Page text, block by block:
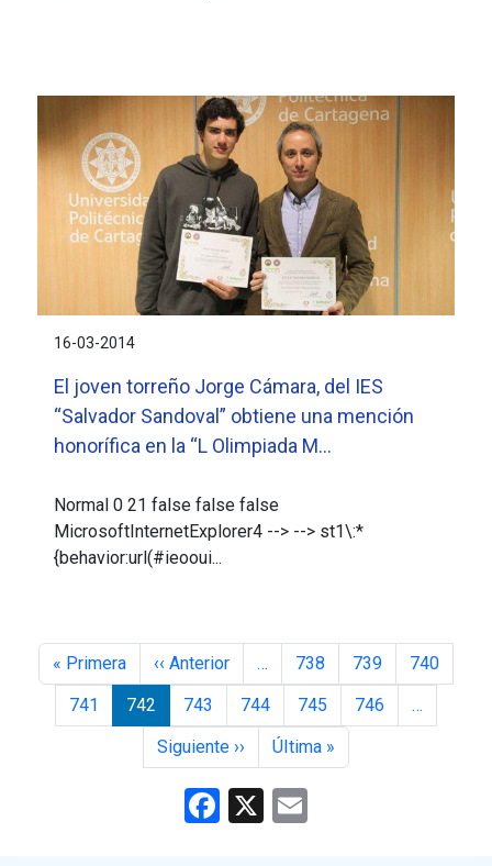
16-03-2014
El joven torreño Jorge Cámara, del IES
“Salvador Sandoval” obtiene una mención
honorífica en la “L Olimpiada M...
Normal 0 21 false false false
MicrosoftInternetExplorer4 --> --> st1\:*
{behavior:url(#ieooui...
Paginación
« PrimeraPrimera página
‹‹ AnteriorPágina anterior
… 738 739
740
741
742 743 744 745 746
…
Siguiente ››Siguiente página
ÚItima »Última página
Facebook
X